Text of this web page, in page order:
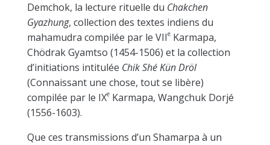
Demchok, la lecture rituelle du Chakchen
Gyazhung, collection des textes indiens du
mahamudra compilée par le VIIeKarmapa,
Chödrak Gyamtso (1454-1506) et la collection
d’initiations intitulée Chik Shé Kün Dröl
(Connaissant une chose, tout se libère)
compilée par le IXeKarmapa, Wangchuk Dorjé
(1556-1603).
Que ces transmissions d’un Shamarpa à un